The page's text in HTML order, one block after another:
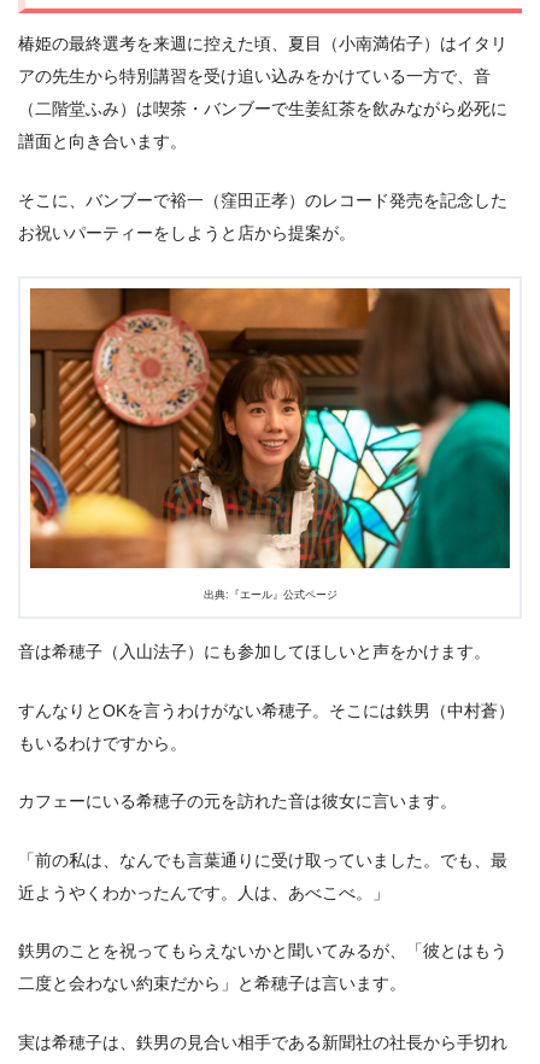
椿姫の最終選考を来週に控えた頃、夏目（小南満佑子）はイタリ
アの先生から特別講習を受け追い込みをかけている一方で、音
（二階堂ふみ）は喫茶・バンブーで生姜紅茶を飲みながら必死に
譜面と向き合います。
そこに、バンブーで裕一（窪田正孝）のレコード発売を記念した
お祝いパーティーをしようと店から提案が。
出典:『エール』公式ページ
音は希穂子（入山法子）にも参加してほしいと声をかけます。
すんなりとOKを言うわけがない希穂子。そこには鉄男（中村蒼）
もいるわけですから。
カフェーにいる希穂子の元を訪れた音は彼女に言います。
「前の私は、なんでも言葉通りに受け取っていました。でも、最
近ようやくわかったんです。人は、あべこべ。」
鉄男のことを祝ってもらえないかと聞いてみるが、「彼とはもう
二度と会わない約束だから」と希穂子は言います。
実は希穂子は、鉄男の見合い相手である新聞社の社長から手切れ